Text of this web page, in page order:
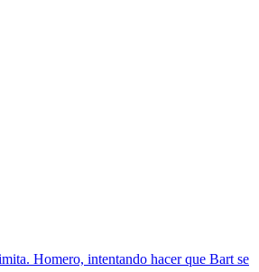
Homero, intentando hacer que Bart se